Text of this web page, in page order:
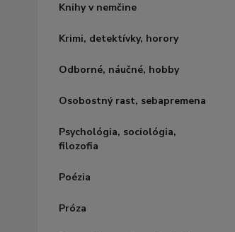
Knihy v nemčine
Krimi, detektívky, horory
Odborné, náučné, hobby
Osobostný rast, sebapremena
Psychológia, sociológia,
filozofia
Poézia
Próza